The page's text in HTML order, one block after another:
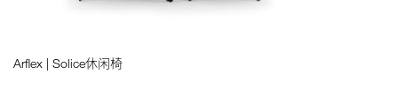
Arflex | Solice休闲椅